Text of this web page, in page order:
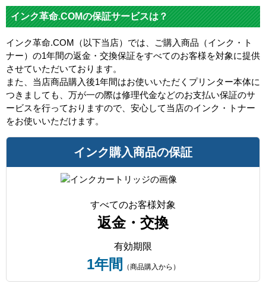
インク革命.COMの保証サービスは？
インク革命.COM（以下当店）では、ご購入商品（インク・ト
ナー）の1年間の返金・交換保証をすべてのお客様を対象に提供
させていただいております。
また、当店商品購入後1年間はお使いいただくプリンター本体に
つきましても、万が一の際は修理代金などのお支払い保証のサ
ービスを行っておりますので、安心して当店のインク・トナー
をお使いいただけます。
インク購入商品の保証
すべてのお客様対象
返金・交換
有効期限
1年間 （商品購入から）